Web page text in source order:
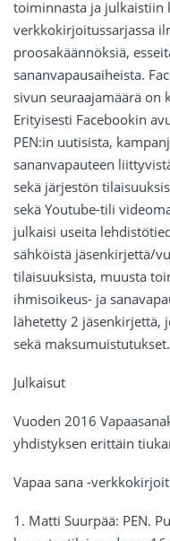
toiminnasta ja julkaistiin
verkkokirjoitussarjassa
proosakäännöksiä,
sananvapausaiheista.
sivun seuraajamäärä on
Erityisesti Facebookin
PEN:in uutisista,
sananvapauteen
sekä järjestön
sekä Youtube-tili
julkaisi useita
sähköistä jäsenkirjettä/
tilaisuuksista, muusta
ihmisoikeus- ja
lähetetty 2 jäsenkirjettä,
sekä maksumuistutukset.
Julkaisut
Vuoden 2016
yhdistyksen erittäin
Vapaa sana -
1. Matti Suurpää: PEN.